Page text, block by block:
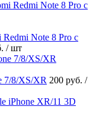
Redmi Note 8 Pro с
/ шт
7/8/XS/XR 200 руб. /